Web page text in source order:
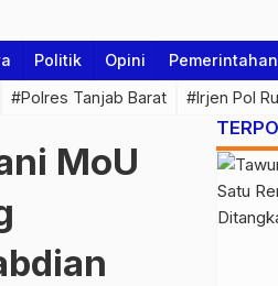
Politik Opini Pemerintahan
#Polres Tanjab Barat #Irjen Pol
MoU